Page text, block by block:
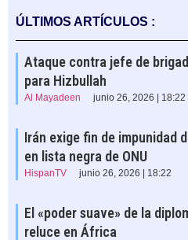
ÚLTIMOS ARTÍCULOS :
Ataque contra jefe de
para Hizbullah
Al Mayadeen junio 26, 2026 | 18:22
Irán exige fin de impunidad
en lista negra de ONU
HispanTV junio 26, 2026 | 18:22
El «poder suave» de la
reluce en África